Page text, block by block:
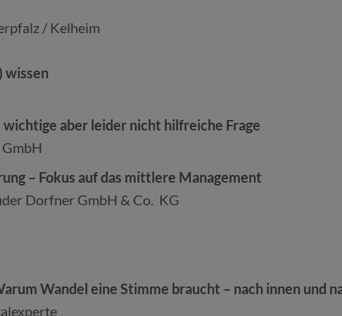
/ Kelheim
wissen
aber leider nicht hilfreiche Frage
– Fokus auf das mittlere Management
Dorfner GmbH & Co. KG
Wandel eine Stimme braucht – nach innen und